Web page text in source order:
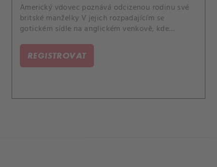
Americký vdovec poznává odcizenou rodinu své
britské manželky V jejich rozpadajícím se
gotickém sídle na anglickém venkově, kde
majetek.
REGISTROVAT